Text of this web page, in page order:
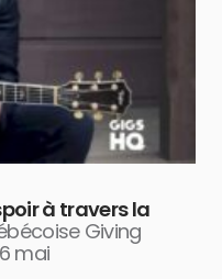
à travers la
Giving
mai